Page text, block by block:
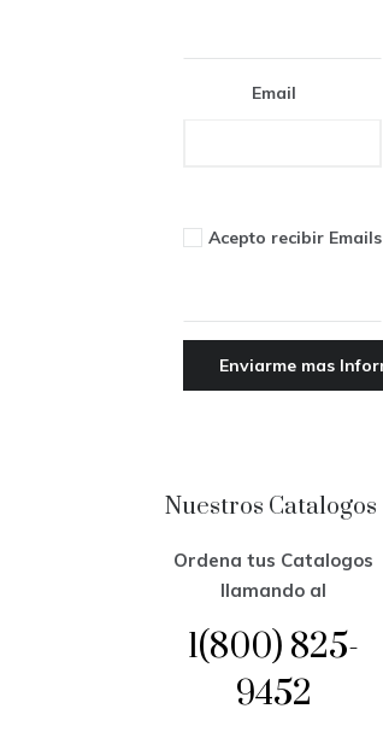
Email
Acepto recibir Emails
Nuestros Catalogos
Ordena tus Catalogos
llamando al
1(800) 825-
9452